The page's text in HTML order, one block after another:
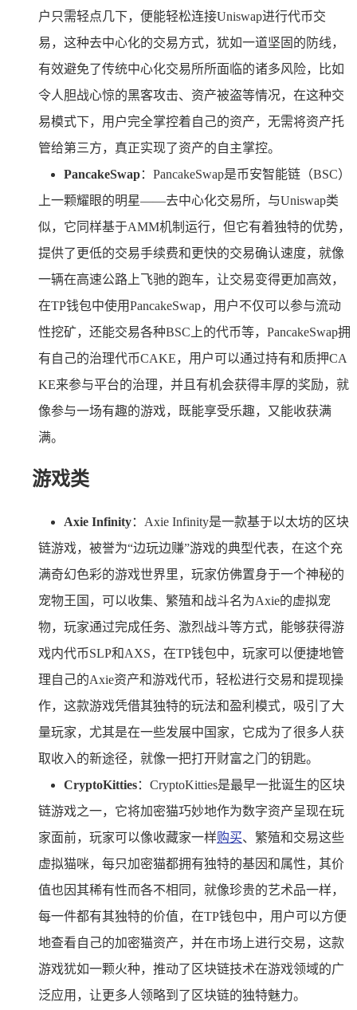
户只需轻点几下，便能轻松连接Uniswap进行代币交
易，这种去中心化的交易方式，犹如一道坚固的防线，
有效避免了传统中心化交易所所面临的诸多风险，比如
令人胆战心惊的黑客攻击、资产被盗等情况，在这种交
易模式下，用户完全掌控着自己的资产，无需将资产托
管给第三方，真正实现了资产的自主掌控。
PancakeSwap：PancakeSwap是币安智能链（BSC）
上一颗耀眼的明星——去中心化交易所，与Uniswap类
似，它同样基于AMM机制运行，但它有着独特的优势，
提供了更低的交易手续费和更快的交易确认速度，就像
一辆在高速公路上飞驰的跑车，让交易变得更加高效，
在TP钱包中使用PancakeSwap，用户不仅可以参与流动
性挖矿，还能交易各种BSC上的代币等，PancakeSwap拥
有自己的治理代币CAKE，用户可以通过持有和质押CA
KE来参与平台的治理，并且有机会获得丰厚的奖励，就
像参与一场有趣的游戏，既能享受乐趣，又能收获满
满。
游戏类
Axie Infinity：Axie Infinity是一款基于以太坊的区块
链游戏，被誉为“边玩边赚”游戏的典型代表，在这个充
满奇幻色彩的游戏世界里，玩家仿佛置身于一个神秘的
宠物王国，可以收集、繁殖和战斗名为Axie的虚拟宠
物，玩家通过完成任务、激烈战斗等方式，能够获得游
戏内代币SLP和AXS，在TP钱包中，玩家可以便捷地管
理自己的Axie资产和游戏代币，轻松进行交易和提现操
作，这款游戏凭借其独特的玩法和盈利模式，吸引了大
量玩家，尤其是在一些发展中国家，它成为了很多人获
取收入的新途径，就像一把打开财富之门的钥匙。
CryptoKitties：CryptoKitties是最早一批诞生的区块
链游戏之一，它将加密猫巧妙地作为数字资产呈现在玩
家面前，玩家可以像收藏家一样购买、繁殖和交易这些
虚拟猫咪，每只加密猫都拥有独特的基因和属性，其价
值也因其稀有性而各不相同，就像珍贵的艺术品一样，
每一件都有其独特的价值，在TP钱包中，用户可以方便
地查看自己的加密猫资产，并在市场上进行交易，这款
游戏犹如一颗火种，推动了区块链技术在游戏领域的广
泛应用，让更多人领略到了区块链的独特魅力。